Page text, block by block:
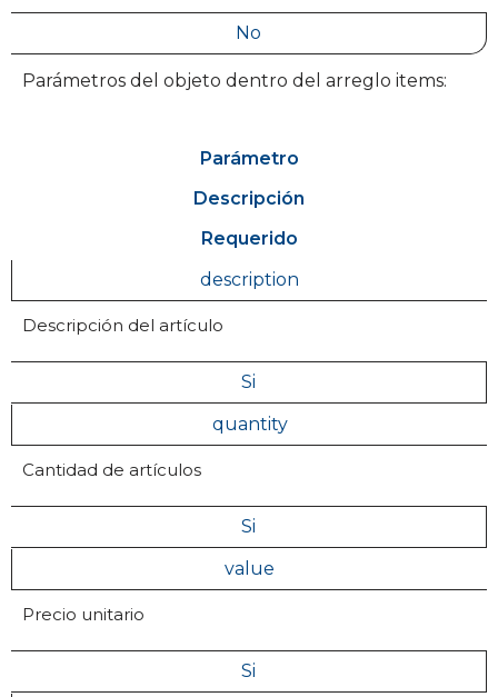
No
Parámetros del objeto dentro del arreglo items:
Parámetro
Descripción
Requerido
description
Descripción del artículo
Si
quantity
Cantidad de artículos
Si
value
Precio unitario
Si